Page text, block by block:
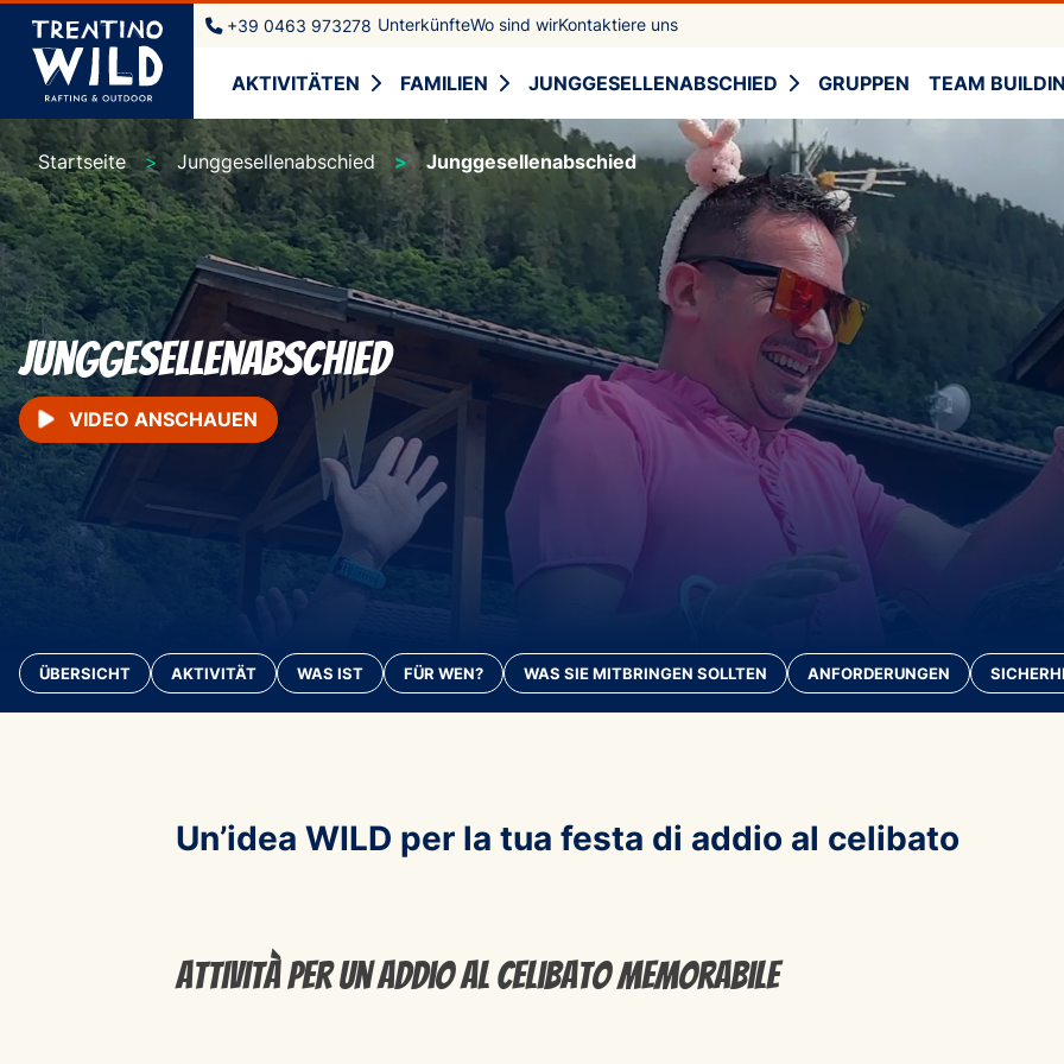
+39 0463 973278 UnterkünfteWo sind wirKontaktiere uns
AKTIVITÄTEN FAMILIEN JUNGGESELLENABSCHIED GRUPPEN TEAM
Startseite Junggesellenabschied Junggesellenabschied
Junggesellenabschied
VIDEO ANSCHAUEN
ÜBERSICHT AKTIVITÄT WAS IST FÜR WEN? WAS SIE MITBRINGEN SOLLTEN ANFORDERUNGEN
Un’idea WILD per la tua festa di addio al celibato
Attività per un addio al celibato memorabile